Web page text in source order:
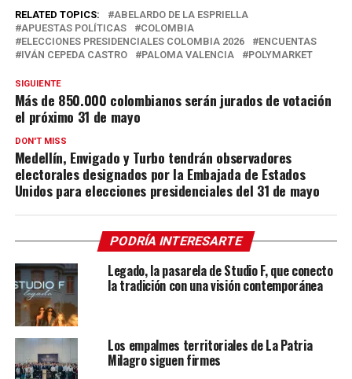
RELATED TOPICS:
ABELARDO DE LA ESPRIELLA
APUESTAS POLÍTICAS
COLOMBIA
ELECCIONES PRESIDENCIALES COLOMBIA 2026
ENCUENTAS
IVÁN CEPEDA CASTRO
PALOMA VALENCIA POLYMARKET
SIGUIENTE
Más de 850.000 colombianos serán jurados de votación
el próximo 31 de mayo
DON'T MISS
Medellín, Envigado y Turbo tendrán observadores
electorales designados por la Embajada de Estados
Unidos para elecciones presidenciales del 31 de mayo
PODRÍA INTERESARTE
Legado, la pasarela de Studio F, que conecto
la tradición con una visión contemporánea
Los empalmes territoriales de La Patria
Milagro siguen firmes